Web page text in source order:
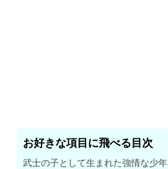
お好きな項目に飛べる目次
武士の子として生まれた強情な少年